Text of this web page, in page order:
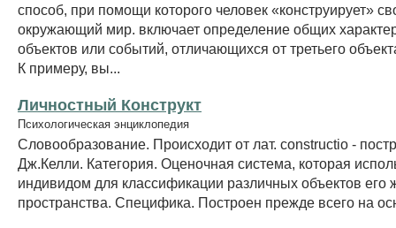
способ, при помощи которого человек «конструирует»
окружающий мир. включает определение общих
объектов или событий, отличающихся от третьего
К примеру, вы...
Личностный Конструкт
Психологическая энциклопедия
Словообразование. Происходит от лат. constructio -
Дж.Келли. Категория. Оценочная система, которая
индивидом для классификации различных объектов его
пространства. Специфика. Построен прежде всего на